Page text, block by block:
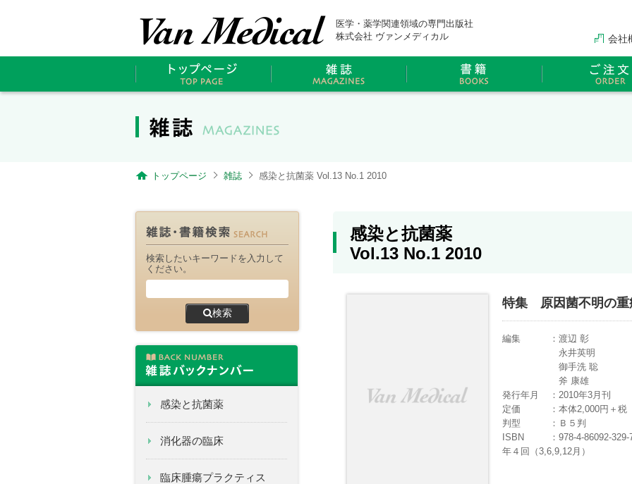
医学・薬学関連領域の専門出版社
株式会社 ヴァンメディカル
会社
トップページ 雑誌 感染と抗菌薬 Vol.13 No.1 2010
検索したいキーワードを入力して
ください。
検索
感染と抗菌薬
消化器の臨床
臨床腫瘍プラクティス
感染と抗菌薬
Vol.13 No.1 2010
特集 原因菌不明の重
編集
渡辺 彰
永井英明
御手洗 聡
斧 康雄
発行年月
2010年3月刊
定価
本体2,000円＋税
判型
Ｂ５判
ISBN
978-4-86092-329-
年４回（3,6,9,12月）